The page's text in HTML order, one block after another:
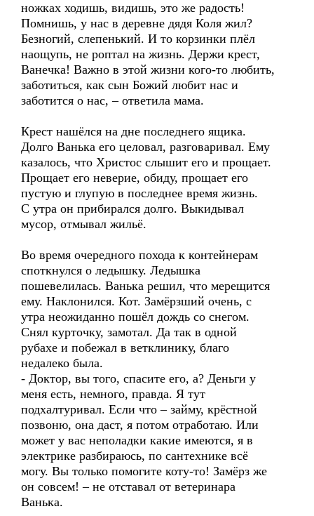
ножках ходишь, видишь, это же радость!
Помнишь, у нас в деревне дядя Коля жил?
Безногий, слепенький. И то корзинки плёл
наощупь, не роптал на жизнь. Держи крест,
Ванечка! Важно в этой жизни кого-то любить,
заботиться, как сын Божий любит нас и
заботится о нас, – ответила мама.
Крест нашёлся на дне последнего ящика.
Долго Ванька его целовал, разговаривал. Ему
казалось, что Христос слышит его и прощает.
Прощает его неверие, обиду, прощает его
пустую и глупую в последнее время жизнь.
С утра он прибирался долго. Выкидывал
мусор, отмывал жильё.
Во время очередного похода к контейнерам
споткнулся о ледышку. Ледышка
пошевелилась. Ванька решил, что мерещится
ему. Наклонился. Кот. Замёрзший очень, с
утра неожиданно пошёл дождь со снегом.
Снял курточку, замотал. Да так в одной
рубахе и побежал в ветклинику, благо
недалеко была.
- Доктор, вы того, спасите его, а? Деньги у
меня есть, немного, правда. Я тут
подхалтуривал. Если что – займу, крёстной
позвоню, она даст, я потом отработаю. Или
может у вас неполадки какие имеются, я в
электрике разбираюсь, по сантехнике всё
могу. Вы только помогите коту-то! Замёрз же
он совсем! – не отставал от ветеринара
Ванька.